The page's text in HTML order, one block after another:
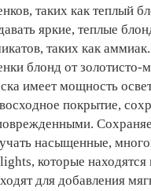
таких как теплый
яркие, теплые
таких как
блонд от
имеет мощность
покрытие,
насыщенные,
которые
для добавления